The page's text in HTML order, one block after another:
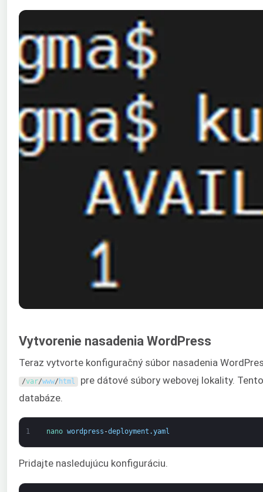
Vytvorenie nasadenia WordPress
Teraz vytvorte konfiguračný súbor nasadenia
/var/www/ html pre dátové súbory webovej lokality.
databáze.
1 nano wordpress -deployment .yaml
Pridajte nasledujúcu konfiguráciu.